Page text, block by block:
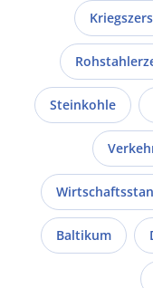
Steinkohle
Baltikum